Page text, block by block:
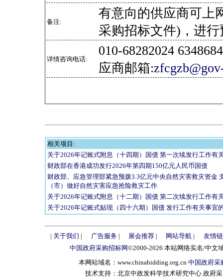
备注:
有意向的供应商可上
采购招标文件)，进
详情咨询电话:
010-68282024
应商邮箱:
相关项目:
关于2026年记账式附息（十四期）国债 第一次续发行工作有
财政部在香港成功发行2026年第四期150亿元人民币国债
财政部、应急管理部紧急预拨3.3亿元中央自然灾害救灾资金
（市）做好自然灾害应急抢险救灾工作
关于2026年记账式附息（十二期）国债 第二次续发行工作有
关于2026年记账式贴现（四十六期）国债 发行工作有关事宜
| 关于我们 | 广告服务| 展会推荐| 网站导航 |
友情
中国政府采购招标网©2000-2026 本站网络实名/中文
本网站域名：www.chinabidding.org.cn 中国政府采
技术支持：北京中政发科学技术研究中心 政府